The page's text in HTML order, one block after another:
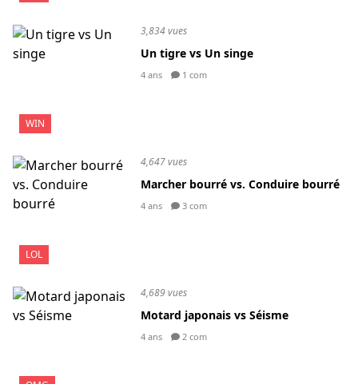
WIN
3,834 vues
Un tigre vs Un singe
4 ans 1 com
LOL
4,647 vues
Marcher bourré vs. Conduire bourré
4 ans 3 com
4,689 vues
Motard japonais vs Séisme
4 ans 2 com